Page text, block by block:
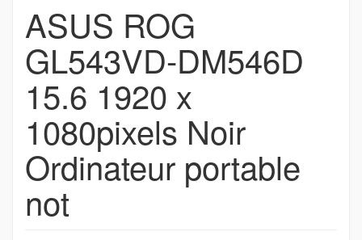
ASUS ROG
GL543VD-DM546D
15.6 1920 x
1080pixels Noir
Ordinateur portable
not